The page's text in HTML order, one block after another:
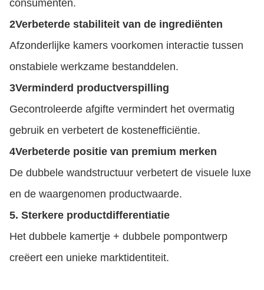
consumenten.
2Verbeterde stabiliteit van de ingrediënten
Afzonderlijke kamers voorkomen interactie tussen
onstabiele werkzame bestanddelen.
3Verminderd productverspilling
Gecontroleerde afgifte vermindert het overmatig
gebruik en verbetert de kostenefficiëntie.
4Verbeterde positie van premium merken
De dubbele wandstructuur verbetert de visuele luxe
en de waargenomen productwaarde.
5. Sterkere productdifferentiatie
Het dubbele kamertje + dubbele pompontwerp
creëert een unieke marktidentiteit.